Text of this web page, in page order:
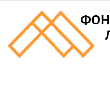
content